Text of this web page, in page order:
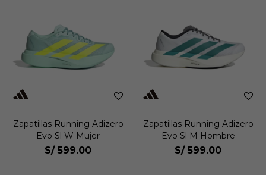
Zapatillas Running Adizero
Evo Sl W Mujer
S/ 599.00
Zapatillas Running Adizero
Evo Sl M Hombre
S/ 599.00